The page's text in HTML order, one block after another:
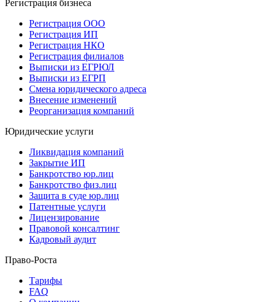
Регистрация бизнеса
Регистрация ООО
Регистрация ИП
Регистрация НКО
Регистрация филиалов
Выписки из ЕГРЮЛ
Выписки из ЕГРП
Смена юридического адреса
Внесение изменений
Реорганизация компаний
Юридические услуги
Ликвидация компаний
Закрытие ИП
Банкротство юр.лиц
Банкротство физ.лиц
Защита в суде юр.лиц
Патентные услуги
Лицензирование
Правовой консалтинг
Кадровый аудит
Право-Роста
Тарифы
FAQ